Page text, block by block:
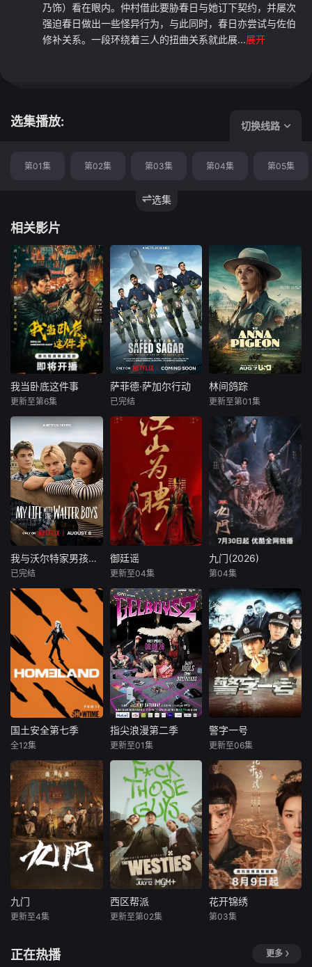
乃饰）看在眼内。仲村借此要胁春日与她订下契约，并屡次
强迫春日做出一些怪异行为，与此同时，春日亦尝试与佐伯
修补关系。一段环绕着三人的扭曲关系就此展...展开
选集播放: 切换线路
选集
第01集 第02集 第03集 第04集 第05集
相关影片
我当卧底这件事
制作公司：鑫泰影
视、妙笔华章 题
材：警匪、反诈 规
格：15分钟X24集
拍摄地点：广东 出
品人：郑伟、梁可
青、孟钰辰、刘凌
爽 总制片人：刘习
阳、张皓颜 制片
人：朱云云、涓
子、陈映萱、孟钰
我当卧底这件事
更新至第6集
萨菲德·萨加尔行动
阿比·维尔马
吉米·舍尔吉勒
以卡吉尔战争为背
景，《白沙行动》
讲述了印度空军"金
色箭头"第17中队的
故事，他们最初的
任务是执行照相侦
察任务。但当他们
的中队长B.S.达诺
亚的僚机飞行员、
贾被敌人
萨菲德·萨加尔行动
已完结
林间鸽踪
库珀·利维
瑞恩·诺斯柯特
Anna Pigeon is a f
ormer city slicker
who became a pa
rk ranger after a d
evastating loss ch
anged the trajecto
ry of her life forev
er. While Anna trie
s to outrun her de
rns to solving crim
es that have take
n place within nati
onal park ground
s,
林间鸽踪
更新至第01集
我与沃尔特家男孩的生活第三季
阿什比·金特里
在第二季到来之
前，Netflix已经续
订了《我和沃尔特
男孩的生活》第三
季。
我与沃尔特家男孩的生活第三季
已完结
御廷谣
梁永棋
改编自行烟烟
的同名小说。孟廷
辉，大平王朝有史
以来个以女子进士
科三元及第入翰林
院的奇女子。十年
前的她被他从死人
堆里救出来，蓬头
垢面口齿不清。十
年后的她才学满
女子进士科上大方
异彩，成为
御廷谣
更新至04集
九门(2026)
曾舜晞
长沙风云再起之
时，张启山（陈伟
霆 饰）与吴老狗
（曾舜晞 饰）强强
联手，携手霍仙姑
（陈瑶 饰）与九门
诸人共赴冒险奇
局。一桩401部队
的神秘失踪事件，
牵出百年尘封的惊
择、兄弟之情、门
派担当与
九门(2026)
第04集
国土安全第七季
曼迪·帕廷金
摩根·斯佩克特
Showtime正
式宣布续订《国土
安全》第7季。
国土安全第七季
全12集
指尖浪漫第二季
皮德·蒙塔布姆·苏蒙瓦朗库尔
玛西敦·皮木颂克朗
在看什么啊，
GELBOY，是在想
念彼此吗？当两对
情侣——‘CHIAN
（PipeMonthapoo
m）’-‘FOU4MOD
（NewChayapa
k）’以及‘BAABIN
（PJMahidol）’-‘B
指尖浪漫第二季
更新至01集
警字一号
李梦谦
剧中主要讲述
了以谷一诚（李崇
霄饰演）为代表的
冀北市公安刑警用
自己的超凡的智慧
与过人的勇气，屡
破奇案、勇擒元凶
的故事，展现了人
民警察的赤胆忠心
与铁血柔情。该
警字一号
更新至06集
九门
《九门》讲述了长
九门
更新至4集
西区帮派
西区帮派
更新至第02集
花开锦绣
豪爽重情的私盐贩
花开锦绣
第03集
正在热播 更多